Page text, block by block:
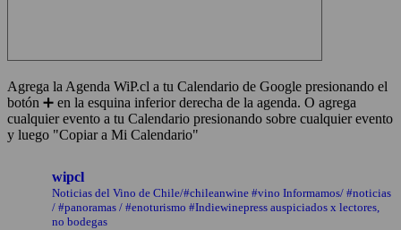
Agrega la Agenda WiP.cl a tu Calendario de Google presionando el
botón ➕ en la esquina inferior derecha de la agenda. O agrega
cualquier evento a tu Calendario presionando sobre cualquier evento
y luego "Copiar a Mi Calendario"
wipcl
Noticias del Vino de Chile/#chileanwine #vino Informamos/ #noticias
/ #panoramas / #enoturismo #Indiewinepress auspiciados x lectores,
no bodegas